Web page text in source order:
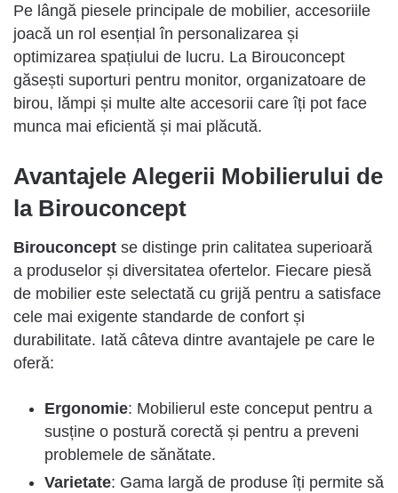
Pe lângă piesele principale de mobilier, accesoriile
joacă un rol esențial în personalizarea și
optimizarea spațiului de lucru. La Birouconcept
găsești suporturi pentru monitor, organizatoare de
birou, lămpi și multe alte accesorii care îți pot face
munca mai eficientă și mai plăcută.
Avantajele Alegerii Mobilierului de
la Birouconcept
Birouconcept se distinge prin calitatea superioară
a produselor și diversitatea ofertelor. Fiecare piesă
de mobilier este selectată cu grijă pentru a satisface
cele mai exigente standarde de confort și
durabilitate. Iată câteva dintre avantajele pe care le
oferă:
Ergonomie: Mobilierul este conceput pentru a
susține o postură corectă și pentru a preveni
problemele de sănătate.
Varietate: Gama largă de produse îți permite să